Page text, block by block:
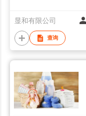
显和有限公司
查询